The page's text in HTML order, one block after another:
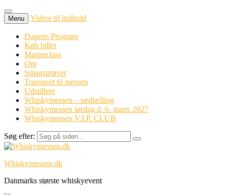
Menu Videre til indhold
Dagens Program
Køb billet
Masterclass
Om
Smagsprøver
Transport til messen
Udstillere
Whiskymessen – nedtælling
Whiskymessen lørdag d. 6. marts 2027
Whiskymessen V.I.P. CLUB
Søg efter:
Whiskymessen.dk
Danmarks største whiskyevent